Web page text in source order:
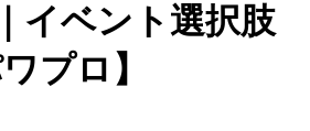
イベント選択肢
プロ】